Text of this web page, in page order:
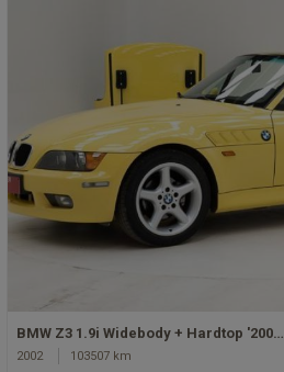
BMW Z3 1.9i Widebody + Hardtop '200…
2002 103507 km